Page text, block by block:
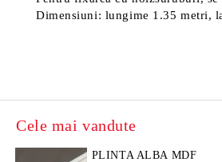
Dimensiuni: lungime 1.35 metri,
Cele mai vandute
PLINTA ALBA MDF